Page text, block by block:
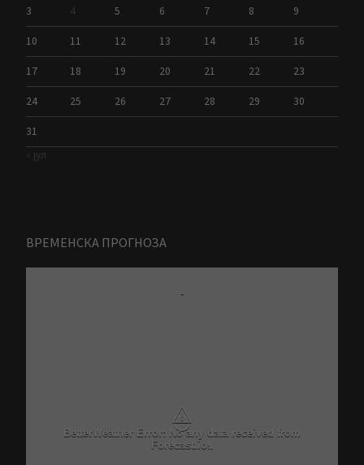
3 4 5 6 7 8 9
10 11 12 13 14 15 16
17 18 19 20 21 22 23
24 25 26 27 28 29 30
31
« јул
ВРЕМЕНСКА ПРОГНОЗА
-
⚠
BetterWeather Error: No any data received from
Forecast.io!.